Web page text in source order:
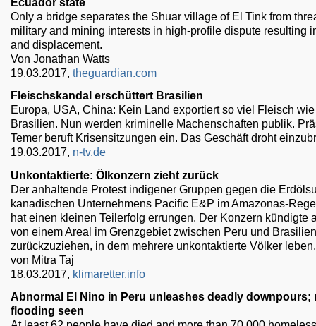
Ecuador state
Only a bridge separates the Shuar village of El Tink from
military and mining interests in high-profile dispute resulting
and displacement.
Von Jonathan Watts
19.03.2017, theguardian.com
Fleischskandal erschüttert Brasilien
Europa, USA, China: Kein Land exportiert so viel Fleisch wie
Brasilien. Nun werden kriminelle Machenschaften publik.
Temer beruft Krisensitzungen ein. Das Geschäft droht
19.03.2017, n-tv.de
Unkontaktierte: Ölkonzern zieht zurück
Der anhaltende Protest indigener Gruppen gegen die
kanadischen Unternehmens Pacific E&P im Amazonas-
hat einen kleinen Teilerfolg errungen. Der Konzern kündigte
von einem Areal im Grenzgebiet zwischen Peru und Brasilien
zurückzuziehen, in dem mehrere unkontaktierte Völker leben.
von Mitra Taj
18.03.2017, klimaretter.info
Abnormal El Nino in Peru unleashes deadly downpours;
flooding seen